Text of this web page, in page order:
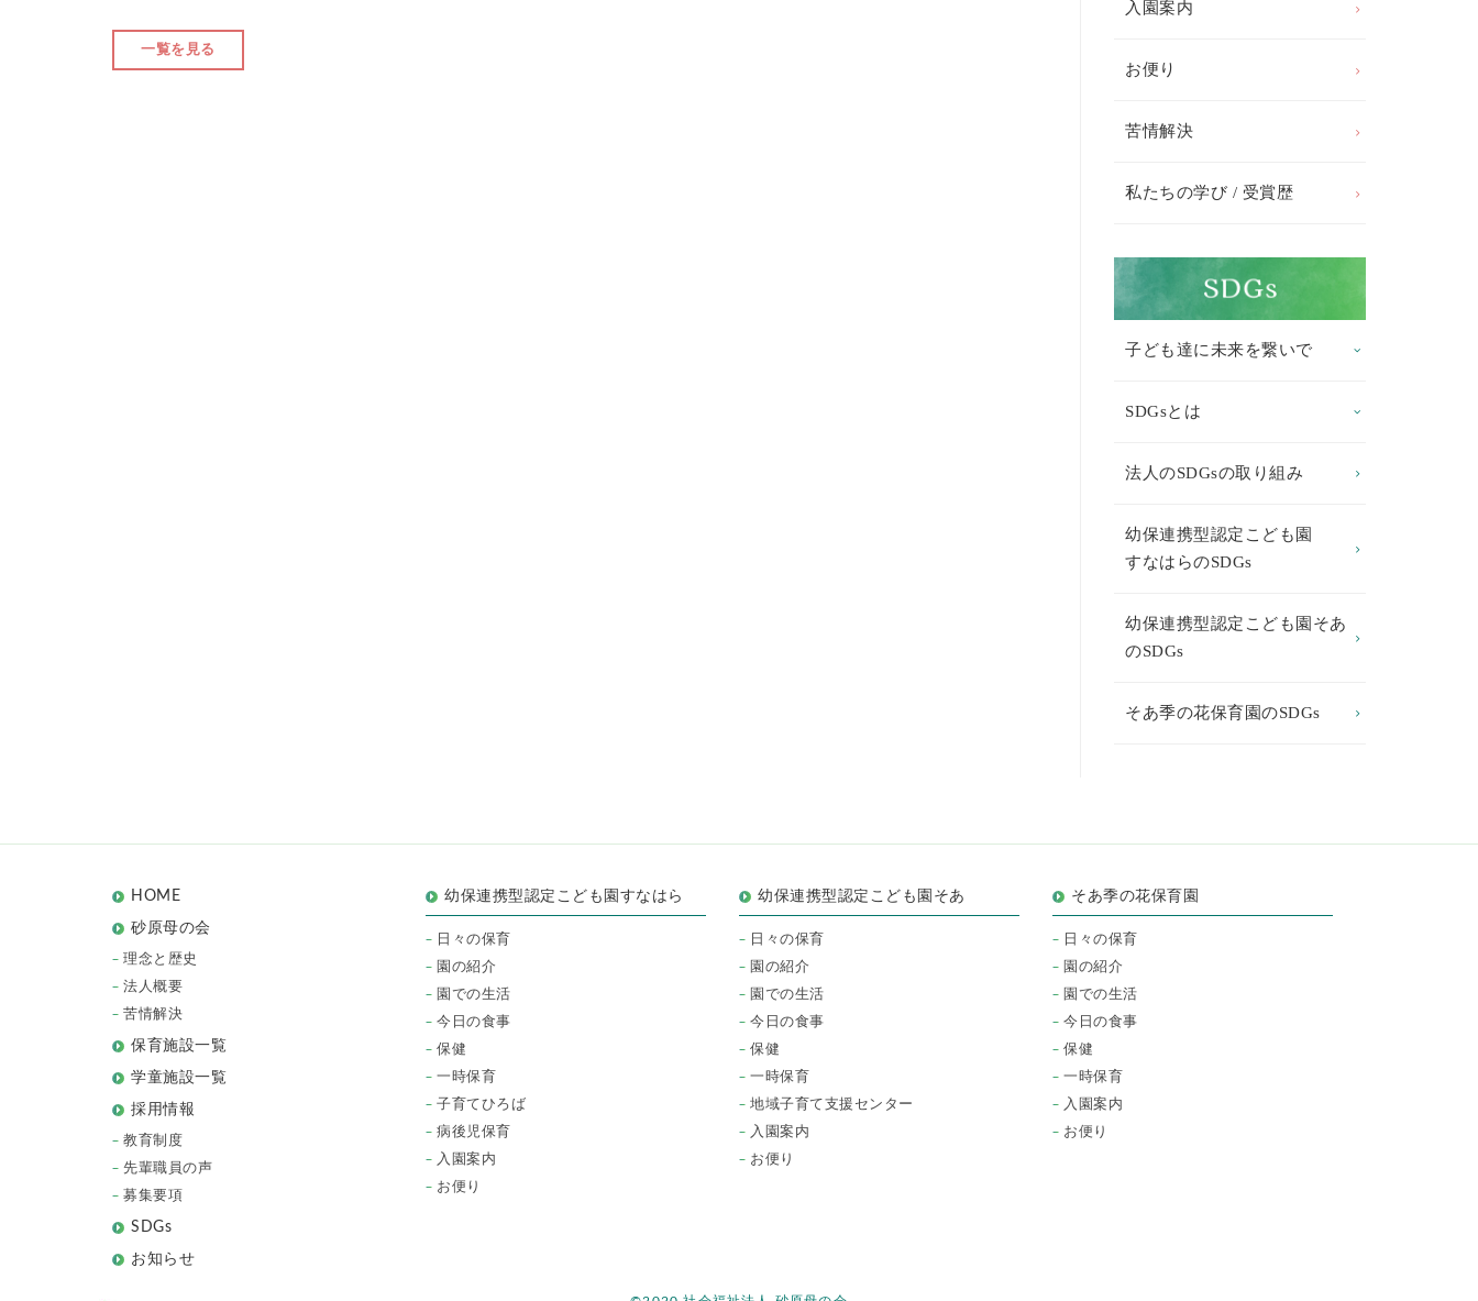
入園案内
お便り
苦情解決
私たちの学び / 受賞歴
子ども達に未来を繋いで
SDGsとは
法人のSDGsの取り組み
幼保連携型認定こども園
すなはらのSDGs
幼保連携型認定こども園そあ
のSDGs
そあ季の花保育園のSDGs
一覧を見る
HOME
砂原母の会
理念と歴史
法人概要
苦情解決
保育施設一覧
学童施設一覧
採用情報
教育制度
先輩職員の声
募集要項
SDGs
お知らせ
幼保連携型認定こども園すなはら
日々の保育
園の紹介
園での生活
今日の食事
保健
一時保育
子育てひろば
病後児保育
入園案内
お便り
幼保連携型認定こども園そあ
日々の保育
園の紹介
園での生活
今日の食事
保健
一時保育
地域子育て支援センター
入園案内
お便り
そあ季の花保育園
日々の保育
園の紹介
園での生活
今日の食事
保健
一時保育
入園案内
お便り